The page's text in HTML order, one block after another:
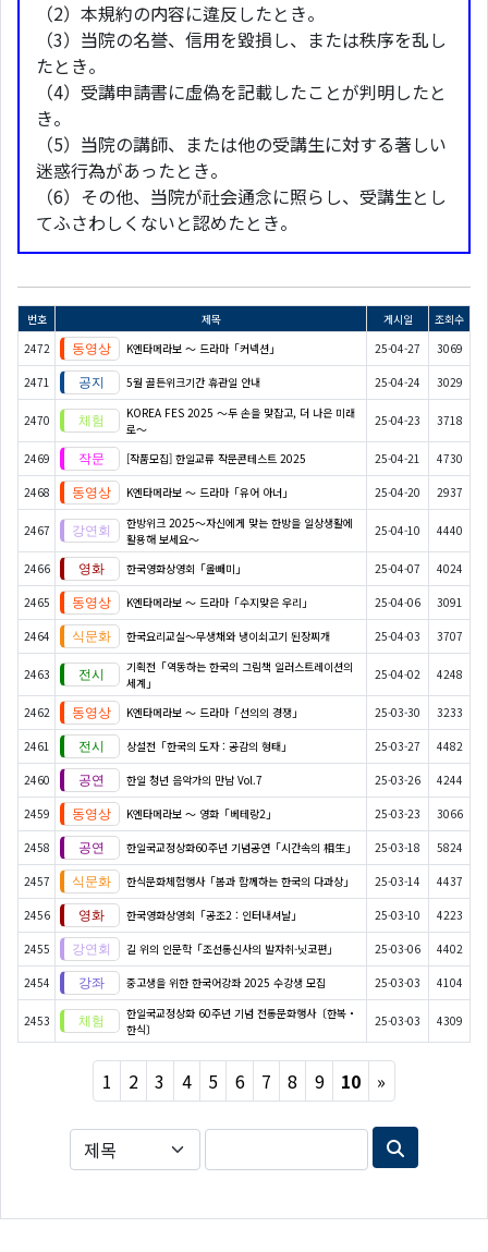
（2）本規約の内容に違反したとき。
（3）当院の名誉、信用を毀損し、または秩序を乱し
たとき。
（4）受講申請書に虚偽を記載したことが判明したと
き。
（5）当院の講師、または他の受講生に対する著しい
迷惑行為があったとき。
（6）その他、当院が社会通念に照らし、受講生とし
てふさわしくないと認めたとき。
번호 제목 게시일
조회수
2472
K엔타메라보 ～ 드라마「커넥션」 25-04-27 3069
2471 5월 골든위크기간 휴관일 안내 25-04-24 3029
2470
KOREA FES 2025 ～두 손을 맞잡고, 더 나은 미래
로～
25-04-23 3718
2469 [작품모집] 한일교류 작문콘테스트 2025 25-04-21 4730
2468 K엔타메라보 ～ 드라마「유어 아너」 25-04-20 2937
2467
한방위크 2025～자신에게 맞는 한방을 일상생활에
활용해 보세요～
25-04-10 4440
2466 한국영화상영회「올빼미」 25-04-07 4024
2465 K엔타메라보 ～ 드라마「수지맞은 우리」 25-04-06 3091
2464 한국요리교실〜무생채와 냉이쇠고기 된장찌개 25-04-03 3707
2463
기획전「역동하는 한국의 그림책 일러스트레이션의
세계」
25-04-02 4248
2462 K엔타메라보 ～ 드라마「선의의 경쟁」 25-03-30 3233
2461 상설전「​​​​​​​한국의 도자 : 공감의 형태」 25-03-27 4482
2460 한일 청년 음악가의 만남 Vol.7 25-03-26 4244
2459 K엔타메라보 ～ 영화「베테랑2」 25-03-23 3066
2458 한일국교정상화60주년 기념공연「시간속의 相生」 25-03-18 5824
2457 한식문화체험행사「봄과 함께하는 한국의 다과상」 25-03-14 4437
2456 한국영화상영회「공조2 : 인터내셔날」 25-03-10 4223
2455 길 위의 인문학「조선통신사의 발자취-닛코편」 25-03-06 4402
2454 중고생을 위한 한국어강좌 2025 수강생 모집 25-03-03 4104
2453
한일국교정상화 60주년 기념 전통문화행사〔한복・
한식〕
25-03-03 4309
1 2 3 4 5 6 7 8 9 10 »